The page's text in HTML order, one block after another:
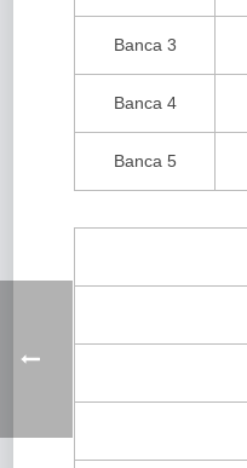
Banca 3
Banca 4
Banca 5